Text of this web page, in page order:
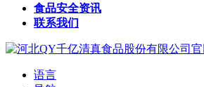
食品安全资讯
联系我们
语言